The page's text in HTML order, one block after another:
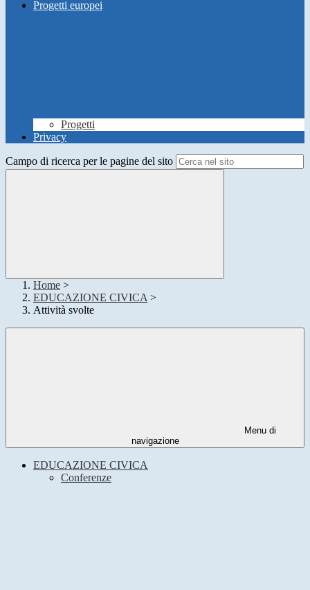
Progetti europei
Progetti
Privacy
Campo di ricerca per le pagine del sito
Home >
EDUCAZIONE CIVICA >
Attività svolte
Menu di
navigazione
EDUCAZIONE CIVICA
Conferenze